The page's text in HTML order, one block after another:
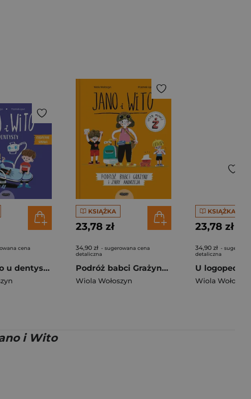
cena
Jano i Wito u dentysty. Codzienne sprawy Jano i Wito
KSIĄŻKA
23,78 zł
34,90 zł - sugerowana cena
detaliczna
Podróż babci Grażyny i żaby Andrzeja. Jano i Wito uczą mówić
Wiola Wołoszyn
KSIĄŻKA
23,78 zł
34,90 zł -
detaliczna
Wiola
i Wito